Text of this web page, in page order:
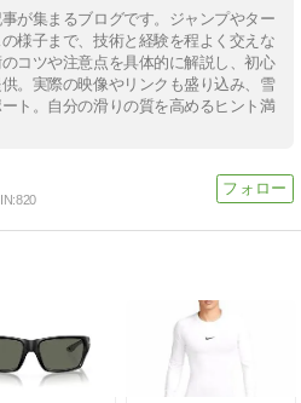
が集まるブログです。ジャンプやター
様子まで、技術と経験を程よく交えな
コツや注意点を具体的に解説し、初心
。実際の映像やリンクも盛り込み、雪
ト。自分の滑りの質を高めるヒント満
820